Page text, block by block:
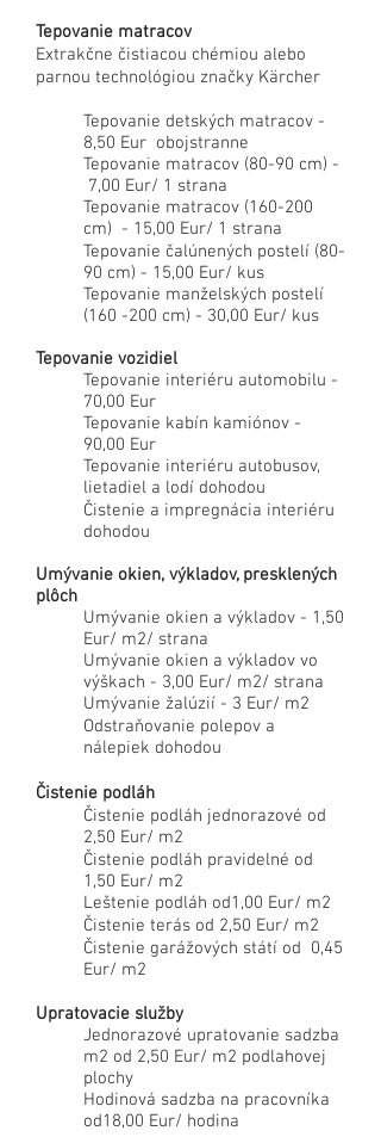
Tepovanie matracov
Extrakčne čistiacou chémiou alebo
parnou technológiou značky Kärcher
Tepovanie detských matracov -
8,50 Eur obojstranne
Tepovanie matracov (80-90 cm) -
7,00 Eur/ 1 strana
Tepovanie matracov (160-200
cm) - 15,00 Eur/ 1 strana
Tepovanie čalúnených postelí (80-
90 cm) - 15,00 Eur/ kus
Tepovanie manželských postelí
(160 -200 cm) - 30,00 Eur/ kus
Tepovanie vozidiel
Tepovanie interiéru automobilu -
70,00 Eur
Tepovanie kabín kamiónov -
90,00 Eur
Tepovanie interiéru autobusov,
lietadiel a lodí dohodou
Čistenie a impregnácia interiéru
dohodou
Umývanie okien, výkladov, presklených
plôch
Umývanie okien a výkladov - 1,50
Eur/ m2/ strana
Umývanie okien a výkladov vo
výškach - 3,00 Eur/ m2/ strana
Umývanie žalúzií - 3 Eur/ m2
Odstraňovanie polepov a
nálepiek dohodou
Čistenie podláh
Čistenie podláh jednorazové od
2,50 Eur/ m2
Čistenie podláh pravidelné od
1,50 Eur/ m2
Leštenie podláh od1,00 Eur/ m2
Čistenie terás od 2,50 Eur/ m2
Čistenie garážových státí od 0,45
Eur/ m2
Upratovacie služby
Jednorazové upratovanie sadzba
m2 od 2,50 Eur/ m2 podlahovej
plochy
​Hodinová sadzba na pracovníka
od18,00 Eur/ hodina